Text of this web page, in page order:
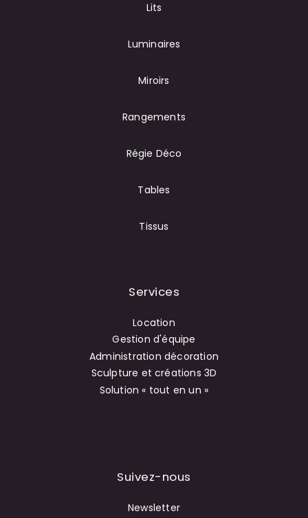
Lits
Luminaires
Miroirs
Rangements
Régie Déco
Tables
Tissus
Services
Location
Gestion d'équipe
Administration décoration
Sculpture et créations 3D
Solution « tout en un »
Suivez-nous
Newsletter